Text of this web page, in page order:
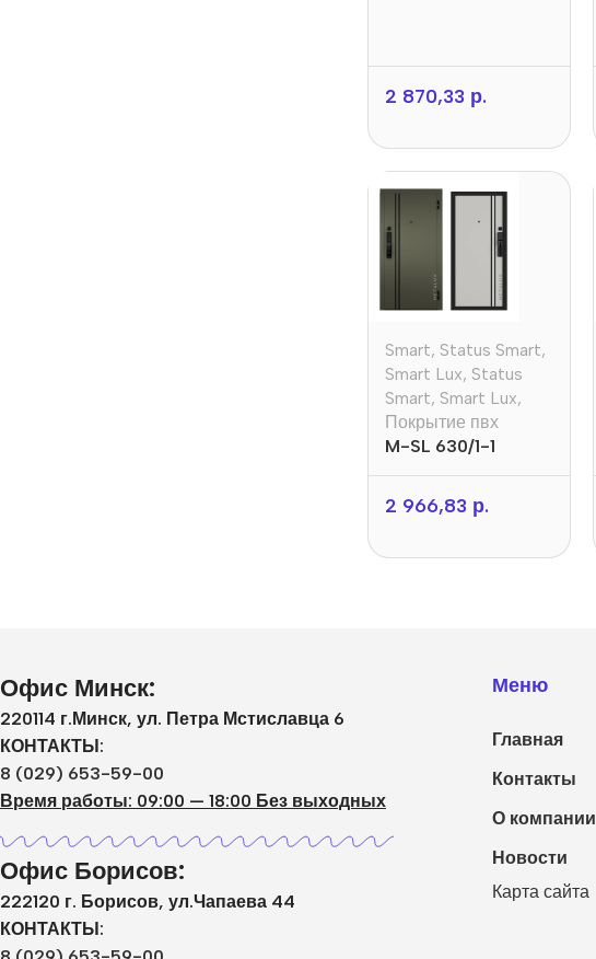
2 870,33 р.
Smart, Status Smart,
Smart Lux, Status
Smart, Smart Lux,
Покрытие пвх
M-SL 630/1-1
2 966,83 р.
Офис Минск:
220114 г.Минск, ул. Петра Мстиславца 6
КОНТАКТЫ:
8 (029) 653-59-00
Время работы: 09:00 — 18:00 Без выходных
Офис Борисов:
222120 г. Борисов, ул.Чапаева 44
КОНТАКТЫ:
Меню
Главная
Контакты
О компании
Новости
Карта сайта